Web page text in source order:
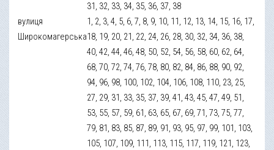
31, 32, 33, 34, 35, 36, 37, 38
вулиця
Широкомагерська
1, 2, 3, 4, 5, 6, 7, 8, 9, 10, 11, 12, 13, 14, 15, 16, 17,
18, 19, 20, 21, 22, 24, 26, 28, 30, 32, 34, 36, 38,
40, 42, 44, 46, 48, 50, 52, 54, 56, 58, 60, 62, 64,
68, 70, 72, 74, 76, 78, 80, 82, 84, 86, 88, 90, 92,
94, 96, 98, 100, 102, 104, 106, 108, 110, 23, 25,
27, 29, 31, 33, 35, 37, 39, 41, 43, 45, 47, 49, 51,
53, 55, 57, 59, 61, 63, 65, 67, 69, 71, 73, 75, 77,
79, 81, 83, 85, 87, 89, 91, 93, 95, 97, 99, 101, 103,
105, 107, 109, 111, 113, 115, 117, 119, 121, 123,